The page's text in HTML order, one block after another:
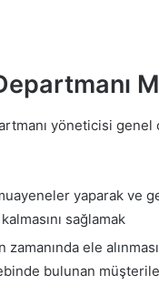
yöneticisi
yaparak ve
sağlamak
zamanında ele
bulunan